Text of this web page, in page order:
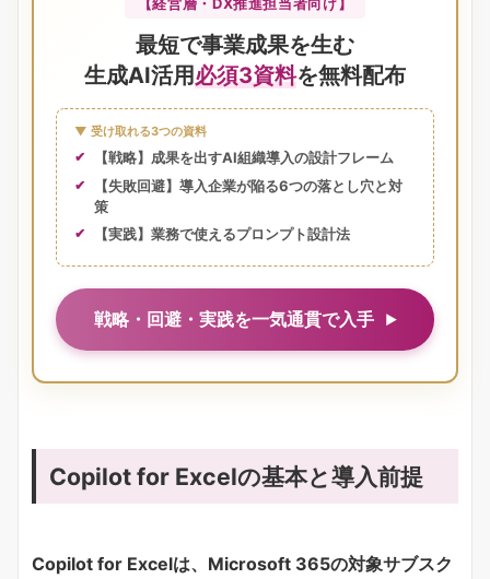
最短で事業成果を生む
生成AI活用必須3資料を無料配布
▼ 受け取れる3つの資料
【戦略】成果を出すAI組織導入の設計フレーム
【失敗回避】導入企業が陥る6つの落とし穴と対
策
【実践】業務で使えるプロンプト設計法
戦略・回避・実践を一気通貫で入手
Copilot for Excelの基本と導入前提
Copilot for Excelは、Microsoft 365の対象サブスク